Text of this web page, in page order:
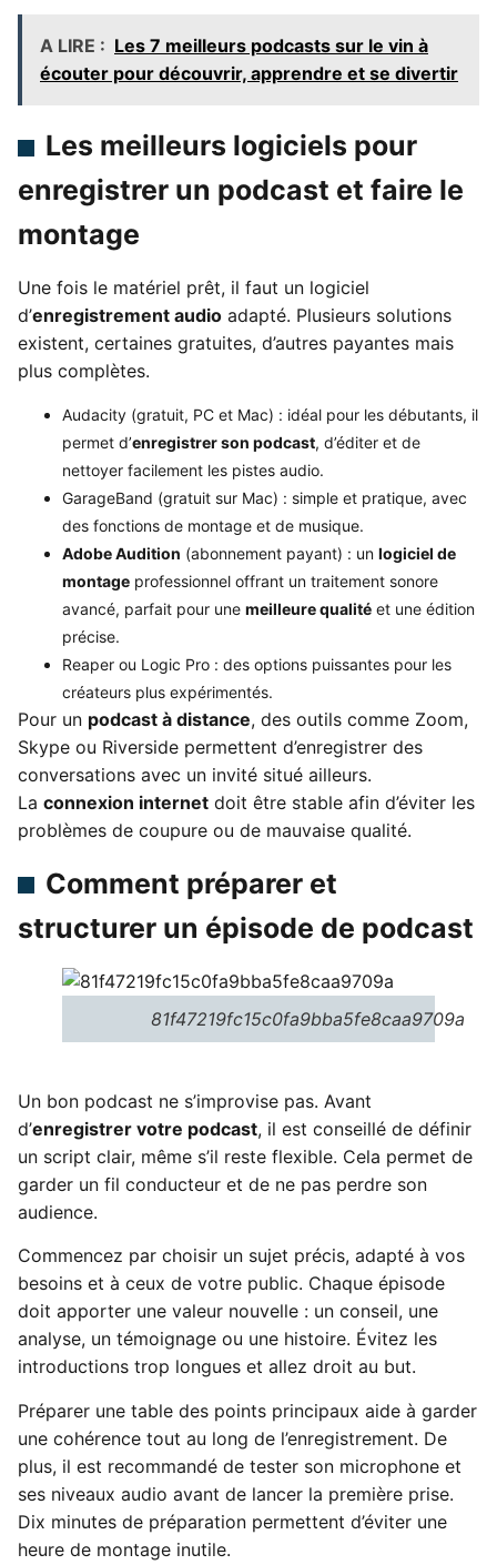
A LIRE : Les 7 meilleurs podcasts sur le vin à
écouter pour découvrir, apprendre et se divertir
Les meilleurs logiciels pour
enregistrer un podcast et faire le
montage
Une fois le matériel prêt, il faut un logiciel
d’enregistrement audio adapté. Plusieurs solutions
existent, certaines gratuites, d’autres payantes mais
plus complètes.
Audacity (gratuit, PC et Mac) : idéal pour les débutants, il
permet d’enregistrer son podcast, d’éditer et de
nettoyer facilement les pistes audio.
GarageBand (gratuit sur Mac) : simple et pratique, avec
des fonctions de montage et de musique.
Adobe Audition (abonnement payant) : un logiciel de
montage professionnel offrant un traitement sonore
avancé, parfait pour une meilleure qualité et une édition
précise.
Reaper ou Logic Pro : des options puissantes pour les
créateurs plus expérimentés.
Pour un podcast à distance, des outils comme Zoom,
Skype ou Riverside permettent d’enregistrer des
conversations avec un invité situé ailleurs.
La connexion internet doit être stable afin d’éviter les
problèmes de coupure ou de mauvaise qualité.
Comment préparer et
structurer un épisode de podcast
81f47219fc15c0fa9bba5fe8caa9709a
Un bon podcast ne s’improvise pas. Avant
d’enregistrer votre podcast, il est conseillé de définir
un script clair, même s’il reste flexible. Cela permet de
garder un fil conducteur et de ne pas perdre son
audience.
Commencez par choisir un sujet précis, adapté à vos
besoins et à ceux de votre public. Chaque épisode
doit apporter une valeur nouvelle : un conseil, une
analyse, un témoignage ou une histoire. Évitez les
introductions trop longues et allez droit au but.
Préparer une table des points principaux aide à garder
une cohérence tout au long de l’enregistrement. De
plus, il est recommandé de tester son microphone et
ses niveaux audio avant de lancer la première prise.
Dix minutes de préparation permettent d’éviter une
heure de montage inutile.